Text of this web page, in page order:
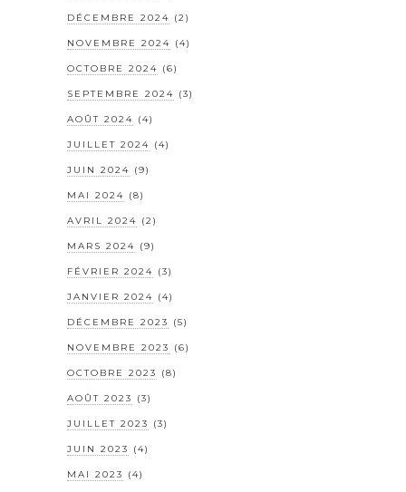
DÉCEMBRE 2024 (2)
NOVEMBRE 2024 (4)
OCTOBRE 2024 (6)
SEPTEMBRE 2024 (3)
AOÛT 2024 (4)
JUILLET 2024 (4)
JUIN 2024 (9)
MAI 2024 (8)
AVRIL 2024 (2)
MARS 2024 (9)
FÉVRIER 2024 (3)
JANVIER 2024 (4)
DÉCEMBRE 2023 (5)
NOVEMBRE 2023 (6)
OCTOBRE 2023 (8)
AOÛT 2023 (3)
JUILLET 2023 (3)
JUIN 2023 (4)
MAI 2023 (4)